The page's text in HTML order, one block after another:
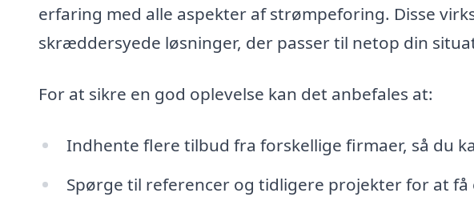
erfaring med alle aspekter af strømpeforing. Disse
skræddersyede løsninger, der passer til netop din
For at sikre en god oplevelse kan det anbefales at:
Indhente flere tilbud fra forskellige firmaer, så du
Spørge til referencer og tidligere projekter for at